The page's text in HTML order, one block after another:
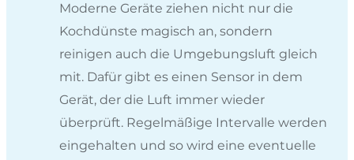
Moderne Geräte ziehen nicht nur die
Kochdünste magisch an, sondern
reinigen auch die Umgebungsluft gleich
mit. Dafür gibt es einen Sensor in dem
Gerät, der die Luft immer wieder
überprüft. Regelmäßige Intervalle werden
eingehalten und so wird eine eventuelle